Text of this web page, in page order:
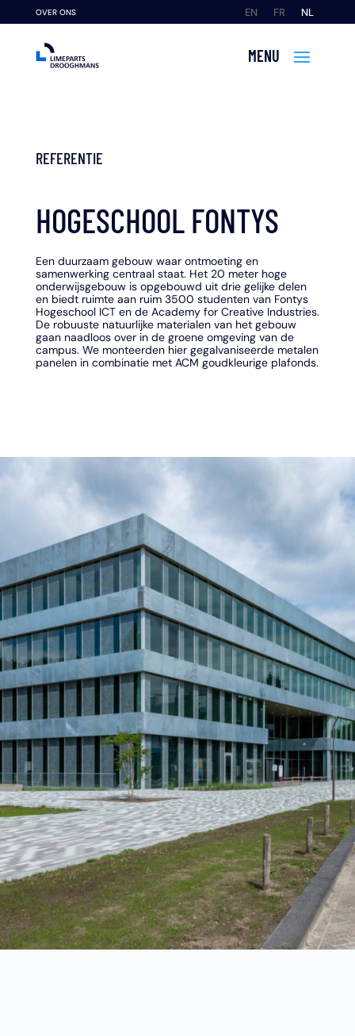
OVER ONS NL
FR
EN
REFERENTIE
HOGESCHOOL FONTYS
Een duurzaam gebouw waar ontmoeting en
samenwerking centraal staat. Het 20 meter hoge
onderwijsgebouw is opgebouwd uit drie gelijke delen
en biedt ruimte aan ruim 3500 studenten van Fontys
Hogeschool ICT en de Academy for Creative Industries.
De robuuste natuurlijke materialen van het gebouw
gaan naadloos over in de groene omgeving van de
campus. We monteerden hier gegalvaniseerde metalen
panelen in combinatie met ACM goudkleurige plafonds.